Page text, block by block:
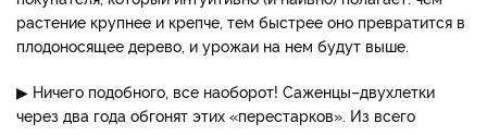
растение крупнее и крепче, тем быстрее оно превратится в
плодоносящее дерево, и урожаи на нем будут выше.
▶ Ничего подобного, все наоборот! Саженцы–двухлетки
через два года обгонят этих «перестарков». Из всего